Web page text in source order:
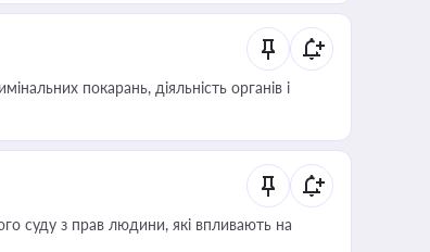
покарань, діяльність органів і
суду з прав людини, які впливають на